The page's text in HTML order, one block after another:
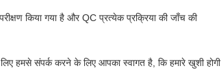
किया गया है और QC प्रत्येक प्रक्रिया की जाँच की
हमसे संपर्क करने के लिए आपका स्वागत है, कि हमारे खुशी होगी